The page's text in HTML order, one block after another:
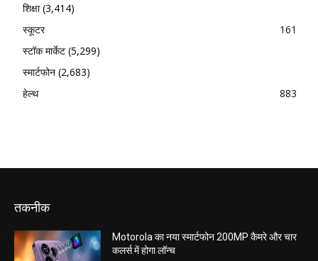
शिक्षा(3,414)
स्कूटर
161
स्टॉक मार्केट (5,299)
स्मार्टफोन (2,683)
हेल्थ
883
तकनीक
Motorola का नया स्मार्टफोन 200MP कैमरे और चार
कलर्स में होगा लॉन्च